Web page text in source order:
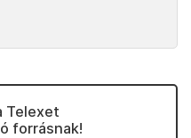
Telexet
forrásnak!